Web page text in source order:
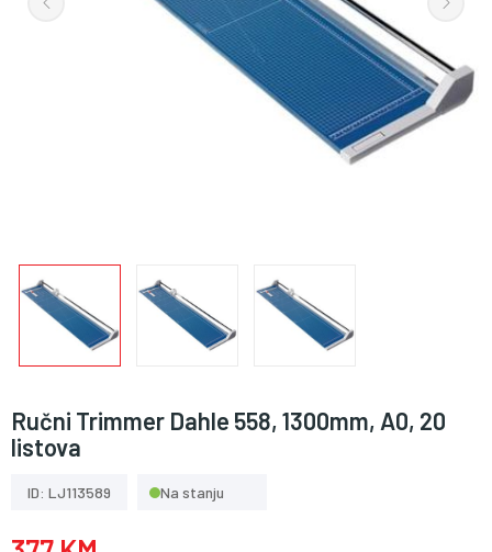
Ručni Trimmer Dahle 558, 1300mm, A0, 20
listova
ID: LJ113589 Na stanju